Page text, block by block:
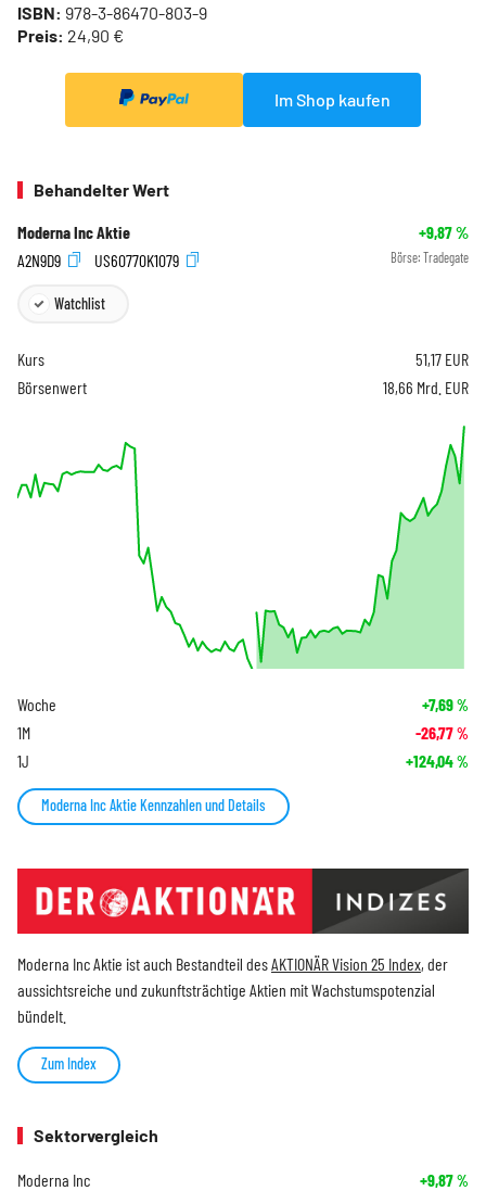
ISBN: 978-3-86470-803-9
Preis: 24,90 €
Im Shop kaufen
Behandelter Wert
Moderna Inc Aktie +9,87%
A2N9D9
US60770K1079 Börse: Tradegate
Watchlist
Kurs 51,17 EUR
Börsenwert
18,66 Mrd. EUR
Woche +7,69%
1M -26,77%
1J +124,04%
Moderna Inc Aktie Kennzahlen und Details
Moderna Inc Aktie ist auch Bestandteil desAKTIONÄR Vision 25 Index, der
aussichtsreiche und zukunftsträchtige Aktien mit Wachstumspotenzial
bündelt.
Zum Index
Sektorvergleich
Moderna Inc +9,87%